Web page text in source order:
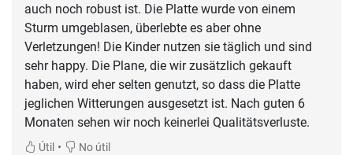
auch noch robust ist. Die Platte wurde von einem
Sturm umgeblasen, überlebte es aber ohne
Verletzungen! Die Kinder nutzen sie täglich und sind
sehr happy. Die Plane, die wir zusätzlich gekauft
haben, wird eher selten genutzt, so dass die Platte
jeglichen Witterungen ausgesetzt ist. Nach guten 6
Monaten sehen wir noch keinerlei Qualitätsverluste.
Útil • No útil